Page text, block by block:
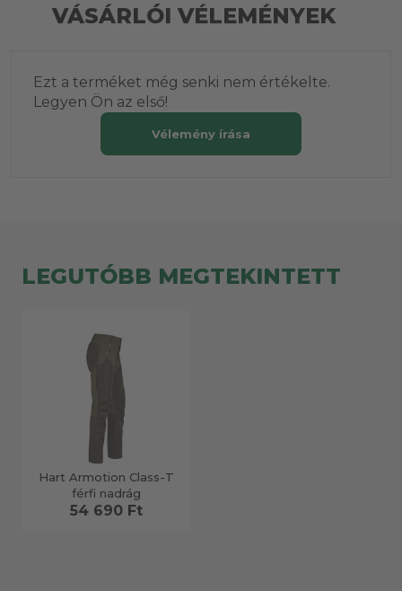
VÁSÁRLÓI VÉLEMÉNYEK
Ezt a terméket még senki nem értékelte.
Legyen Ön az első!
Vélemény írása
LEGUTÓBB MEGTEKINTETT
Hart Armotion Class-T
férfi nadrág
54 690 Ft